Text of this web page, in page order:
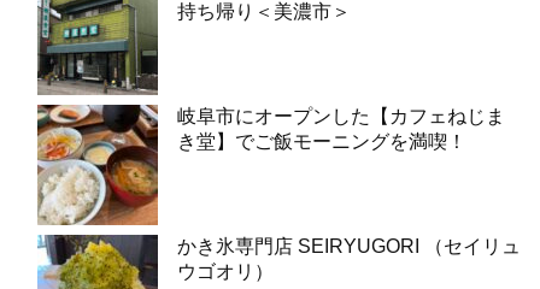
持ち帰り＜美濃市＞
岐阜市にオープンした【カフェねじま
き堂】でご飯モーニングを満喫！
かき氷専門店 SEIRYUGORI （セイリュ
ウゴオリ）